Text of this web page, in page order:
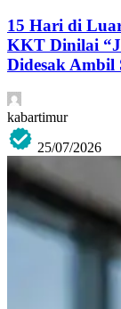
15 Hari di
KKT Dinilai
Didesak Ambil
kabartimur
25/07/2026